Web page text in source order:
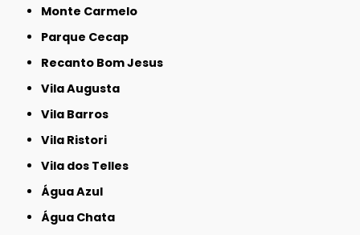
Monte Carmelo
Parque Cecap
Recanto Bom Jesus
Vila Augusta
Vila Barros
Vila Ristori
Vila dos Telles
Água Azul
Água Chata